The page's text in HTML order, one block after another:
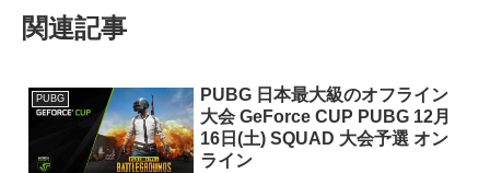
関連記事
PUBG
PUBG 日本最大級のオフライン
大会 GeForce CUP PUBG 12月
16日(土) SQUAD 大会予選 オン
ライン